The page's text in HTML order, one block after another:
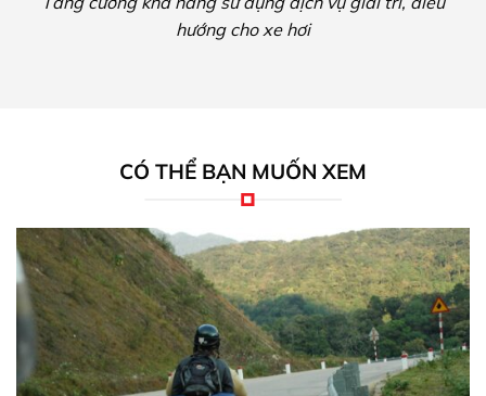
hơn vào ban đêm, lái xe an toàn trên mọi cung đường.
CÓ THỂ BẠN MUỐN XEM